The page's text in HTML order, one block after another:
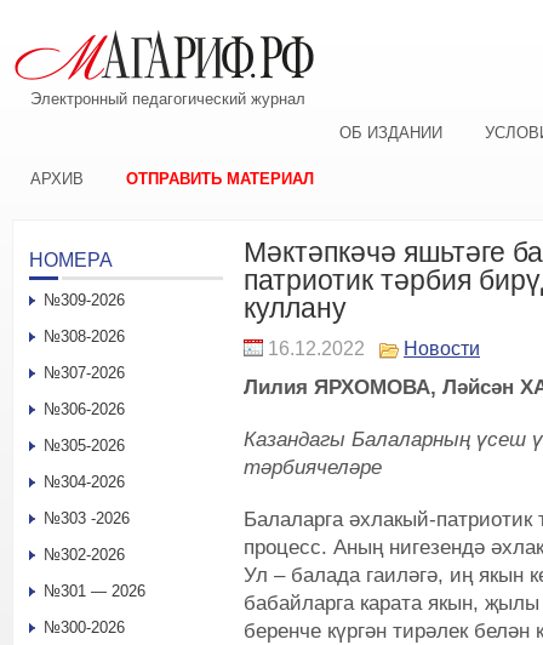
Электронный педагогический журнал
ОБ ИЗДАНИИ
АРХИВ ОТПРАВИТЬ МАТЕРИАЛ
Мәктәпкәчә яшьтәге
патриотик тәрбия
куллану
16.12.2022 Новости
Лилия ЯРХОМОВА, Ләйсән
Казандагы Балаларның үсеш
тәрбиячеләре
Балаларга әхлакый-патриотик
процесс. Аның нигезендә
Ул – балада гаиләгә, иң якын
бабайларга карата якын,
беренче күргән тирәлек
НОМЕРА
№309-2026
№308-2026
№307-2026
№306-2026
№305-2026
№304-2026
№303 -2026
№302-2026
№301 — 2026
№300-2026